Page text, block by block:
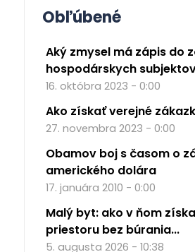
Obľúbené
Aký zmysel má zápis do
hospodárskych
16. októbra 2023 - 0:00
Ako získať verejné
27. novembra 2023 - 0:00
Obamov boj s časom o
amerického dolára
17. januára 2010 - 0:00
Malý byt: ako v ňom
priestoru bez búrania...
5. augusta 2026 - 10:38